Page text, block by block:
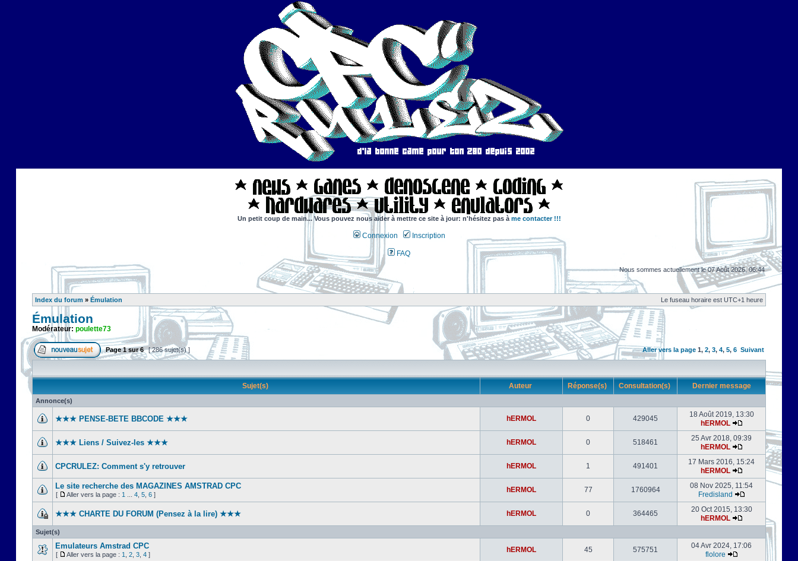
Un petit coup de main... Vous pouvez nous aider à mettre ce site à jour: n'hésitez pas à me contacter !!!
Connexion Inscription
FAQ
Nous sommes actuellement le 07 Août 2026, 06:44
Index du forum » Émulation Le fuseau horaire est UTC+1 heure
Émulation
Modérateur: poulette73
Page1sur6 [ 286 sujet(s) ] Aller vers la page 1, 2, 3, 4, 5, 6 Suivant
Sujet(s) Auteur Réponse(s) Consultation(s) Dernier message
Annonce(s)
★★★ PENSE-BETE BBCODE ★★★ hERMOL 0 429045
18 Août 2019, 13:30
hERMOL
★★★ Liens / Suivez-les ★★★ hERMOL 0 518461
25 Avr 2018, 09:39
hERMOL
CPCRULEZ: Comment s'y retrouver‎ hERMOL 1 491401
17 Mars 2016, 15:24
hERMOL
Le site recherche des MAGAZINES AMSTRAD CPC
[ Aller vers la page : 1 4 5 6 ]
hERMOL 77 1760964
08 Nov 2025, 11:54
Fredisland
★★★ CHARTE DU FORUM (Pensez à la lire) ★★★ hERMOL 0 364465
20 Oct 2015, 13:30
hERMOL
Sujet(s)
Emulateurs Amstrad CPC
[ Aller vers la page : 1 2 3 4 ]
hERMOL 45 575751
04 Avr 2024, 17:06
flolore